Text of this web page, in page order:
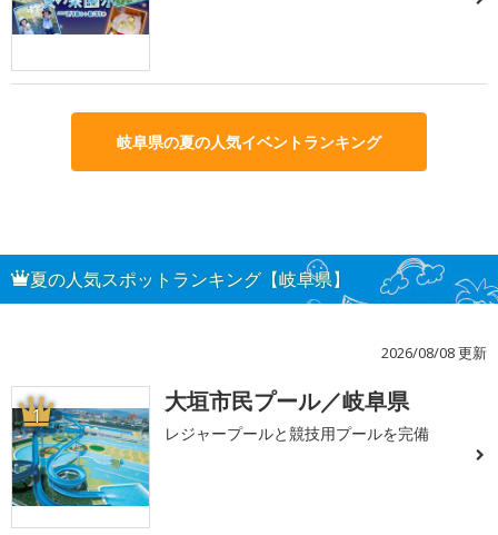
岐阜県の夏の人気イベントランキング
夏の人気スポットランキング【岐阜県】
2026/08/08 更新
1 大垣市民プール／岐阜県
レジャープールと競技用プールを完備